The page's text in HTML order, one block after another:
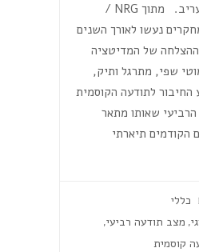
שנים באתר של מעריב. מתוך NRG /
נעשו לאורך השנים
של המדיטציה
שפי, מתרגל ותיק,
לתודעה הקוסמית
שאותו מתאר
הקודמים תיארתי
כללי
, מצב תודעה רביעי,
קוסמית